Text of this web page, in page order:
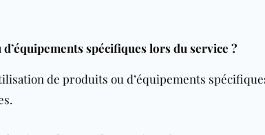
spécifiques lors du service ?
de produits ou d’équipements